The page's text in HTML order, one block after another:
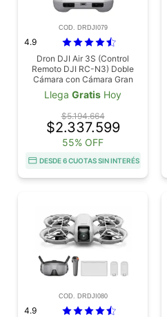
COD. DRDJI079
4.9
Dron DJI Air 3S (Control
Remoto DJI RC-N3) Doble
Cámara con Cámara Gran
Angular con CMOS 1", Vídeo
en 4K/60 fps HDR y 14 Pasos
de Rango Dinámico, 45 min
Tiempo Máximo de Vuelo
Llega Gratis Hoy
$5.194.664
$2.337.599
55% OFF
DESDE 6 CUOTAS SIN INTERÉS
COD. DRDJI080
4.9